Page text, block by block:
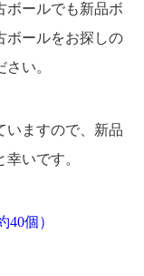
ボールでも新品ボ
ボールをお探しの
い。
いますので、新品
いです。
個）